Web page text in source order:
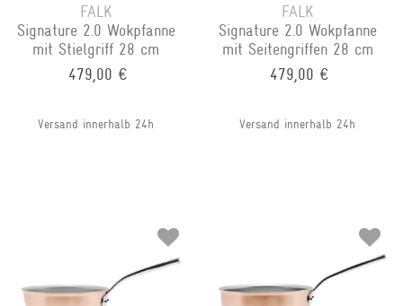
FALK
Signature 2.0 Wokpfanne
mit Stielgriff 28 cm
479,00 €
Versand innerhalb 24h
FALK
Signature 2.0 Wokpfanne
mit Seitengriffen 28 cm
479,00 €
Versand innerhalb 24h